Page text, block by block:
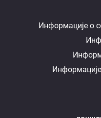
Информације о